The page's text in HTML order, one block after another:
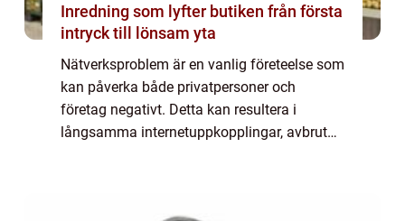
Inredning som lyfter butiken från första
intryck till lönsam yta
Nätverksproblem är en vanlig företeelse som
kan påverka både privatpersoner och
företag negativt. Detta kan resultera i
långsamma internetuppkopplingar, avbrutna